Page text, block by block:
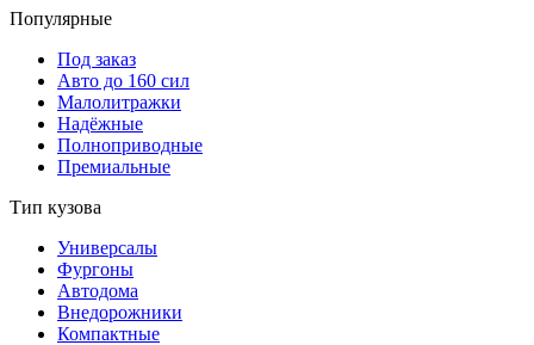
Популярные
Под заказ
Авто до 160 сил
Малолитражки
Надёжные
Полноприводные
Премиальные
Тип кузова
Универсалы
Фургоны
Автодома
Внедорожники
Компактные